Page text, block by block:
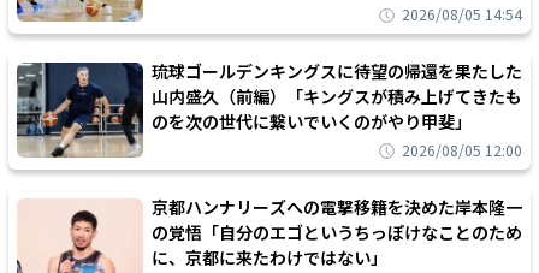
2026/08/05 14:54
琉球ゴールデンキングスに待望の帰還を果たした
山内盛久（前編）「キングスが積み上げてきたも
のを次の世代に繋いでいくのがやり甲斐」
2026/08/05 12:00
京都ハンナリーズへの電撃移籍を決めた岸本隆一
の覚悟「自分のエゴというちっぽけなことのため
に、京都に来たわけではない」